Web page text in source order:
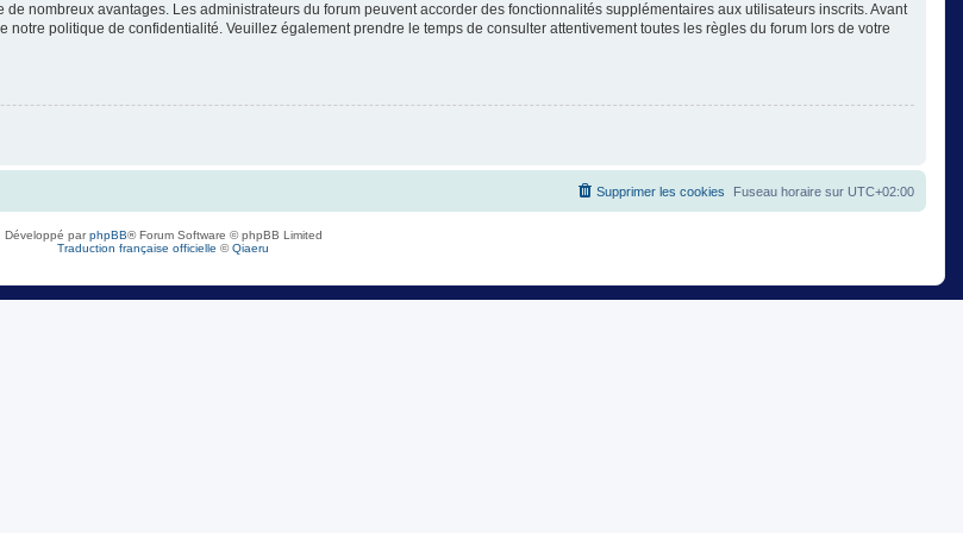
nombreux avantages. Les administrateurs du forum peuvent accorder des fonctionnalités supplémentaires aux utilisateurs inscrits. Avant
politique de confidentialité. Veuillez également prendre le temps de consulter attentivement toutes les règles du forum lors de votre
Fuseau horaire sur UTC+02:00
Supprimer les cookies
Développé parphpBB® Forum Software © phpBB Limited
Traduction française officielle ©Qiaeru